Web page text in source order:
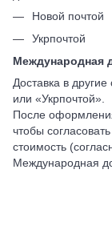
Новой почтой
Укрпочтой
Международная
Доставка в
или «Укрпочтой».
После
чтобы
стоимость
Международная